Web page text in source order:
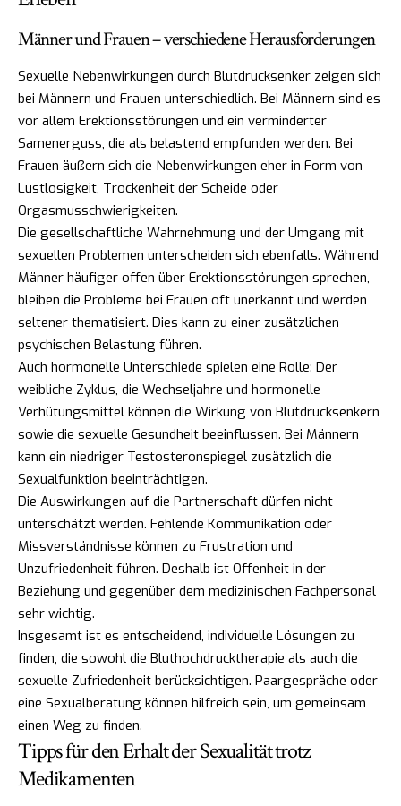
Männer und Frauen – verschiedene Herausforderungen
Sexuelle Nebenwirkungen durch Blutdrucksenker zeigen sich
bei Männern und Frauen unterschiedlich. Bei Männern sind es
vor allem Erektionsstörungen und ein verminderter
Samenerguss, die als belastend empfunden werden. Bei
Frauen äußern sich die Nebenwirkungen eher in Form von
Lustlosigkeit, Trockenheit der Scheide oder
Orgasmusschwierigkeiten.
Die gesellschaftliche Wahrnehmung und der Umgang mit
sexuellen Problemen unterscheiden sich ebenfalls. Während
Männer häufiger offen über Erektionsstörungen sprechen,
bleiben die Probleme bei Frauen oft unerkannt und werden
seltener thematisiert. Dies kann zu einer zusätzlichen
psychischen Belastung führen.
Auch hormonelle Unterschiede spielen eine Rolle: Der
weibliche Zyklus, die Wechseljahre und hormonelle
Verhütungsmittel können die Wirkung von Blutdrucksenkern
sowie die sexuelle Gesundheit beeinflussen. Bei Männern
kann ein niedriger Testosteronspiegel zusätzlich die
Sexualfunktion beeinträchtigen.
Die Auswirkungen auf die Partnerschaft dürfen nicht
unterschätzt werden. Fehlende Kommunikation oder
Missverständnisse können zu Frustration und
Unzufriedenheit führen. Deshalb ist Offenheit in der
Beziehung und gegenüber dem medizinischen Fachpersonal
sehr wichtig.
Insgesamt ist es entscheidend, individuelle Lösungen zu
finden, die sowohl die Bluthochdrucktherapie als auch die
sexuelle Zufriedenheit berücksichtigen. Paargespräche oder
eine Sexualberatung können hilfreich sein, um gemeinsam
einen Weg zu finden.
Tipps für den Erhalt der Sexualität trotz
Medikamenten